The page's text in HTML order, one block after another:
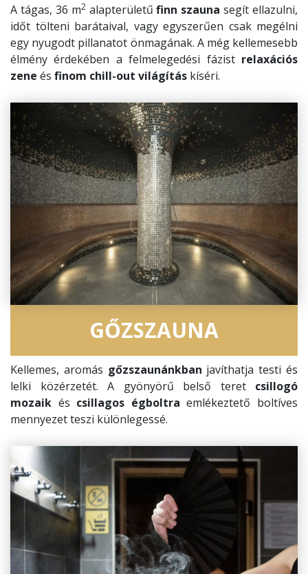
A tágas, 36 m2alapterületűfinn szauna segít ellazulni,
időt tölteni barátaival, vagy egyszerűen csak megélni
egy nyugodt pillanatot önmagának. A még kellemesebb
élmény érdekében a felmelegedési fázist relaxációs
zene és finom chill-out világítás kíséri.
GŐZSZAUNA
Kellemes, aromás gőzszaunánkban javíthatja testi és
lelki közérzetét. A gyönyörű belső teret csillogó
mozaik és csillagos égboltra emlékeztető boltíves
mennyezet teszi különlegessé.